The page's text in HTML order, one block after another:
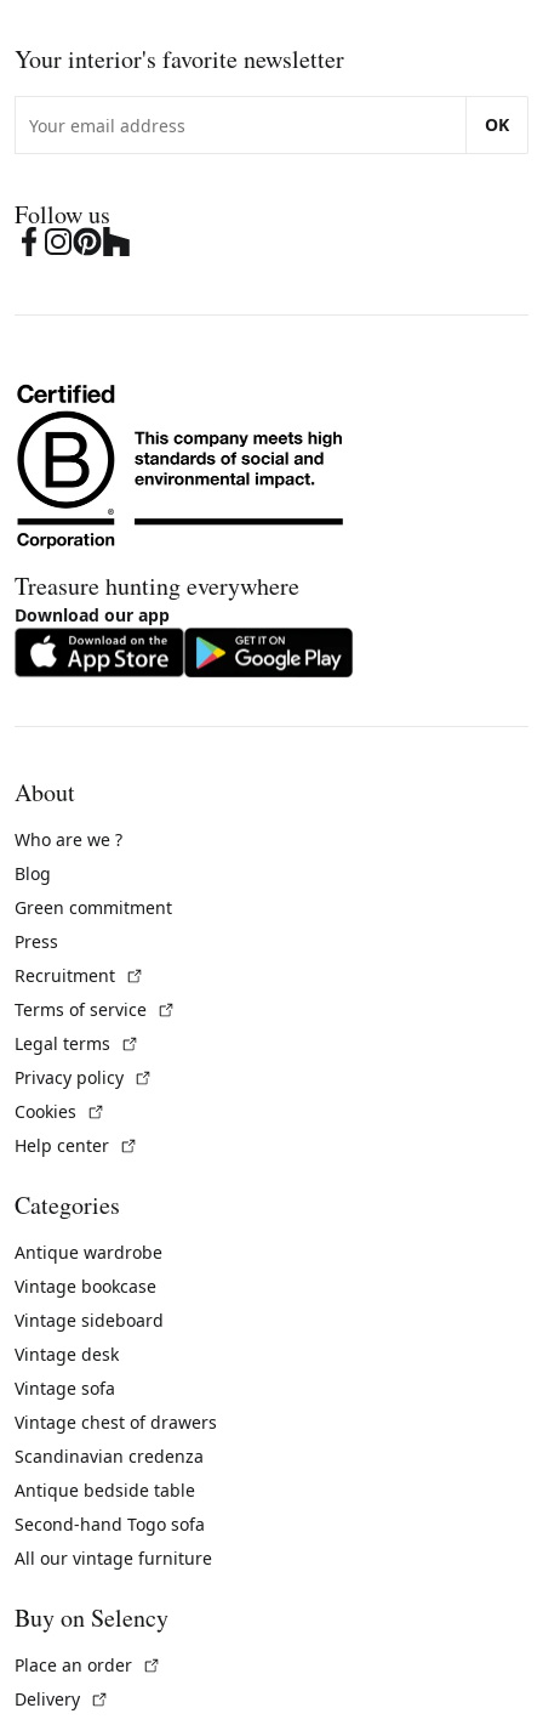
Your interior's favorite newsletter
OK
Follow us
Treasure hunting everywhere
Download our app
About
Who are we ?
Blog
Green commitment
Press
Recruitment
Terms of service
Legal terms
Privacy policy
Cookies
Help center
Categories
Antique wardrobe
Vintage bookcase
Vintage sideboard
Vintage desk
Vintage sofa
Vintage chest of drawers
Scandinavian credenza
Antique bedside table
Second-hand Togo sofa
All our vintage furniture
Buy on Selency
Place an order
Delivery